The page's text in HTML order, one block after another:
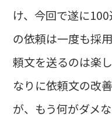
け、今回で遂に
の依頼は一度も採
頼文を送るのは楽
なりに依頼文の改
が、もう何がダメ